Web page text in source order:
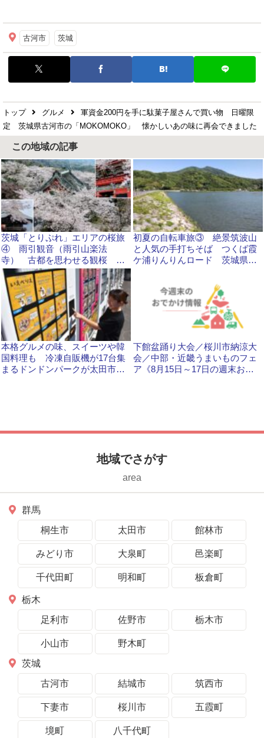
古河市 茨城
トップ グルメ
軍資金200円を手に駄菓子屋さんで買い物 日曜限
定 茨城県古河市の「MOKOMOKO」 懐かしいあの味に再会できました
この地域の記事
茨城「とりぷれ」エリアの桜旅
④ 雨引観音（雨引山楽法
寺） 古都を思わせる観桜 桜
川市
初夏の自転車旅③ 絶景筑波山
と人気の手打ちそば つくば霞
ケ浦りんりんロード 茨城県桜
本格グルメの味、スイーツや韓
国料理も 冷凍自販機が17台集
まるドンドンパークが太田市に
下館盆踊り大会／桜川市納涼大
会／中部・近畿うまいものフェ
ア《8月15日～17日の週末おで
地域でさがす
area
群馬
桐生市
太田市 館林市
みどり市 大泉町 邑楽町
千代田町 明和町 板倉町
栃木
足利市
佐野市 栃木市
小山市
野木町
茨城
古河市
結城市 筑西市
下妻市 桜川市 五霞町
境町 八千代町